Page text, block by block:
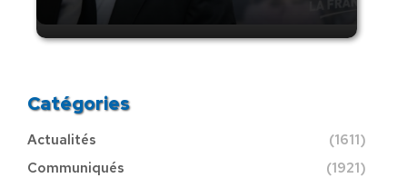
Catégories
Actualités
(1611)
Communiqués
(1921)